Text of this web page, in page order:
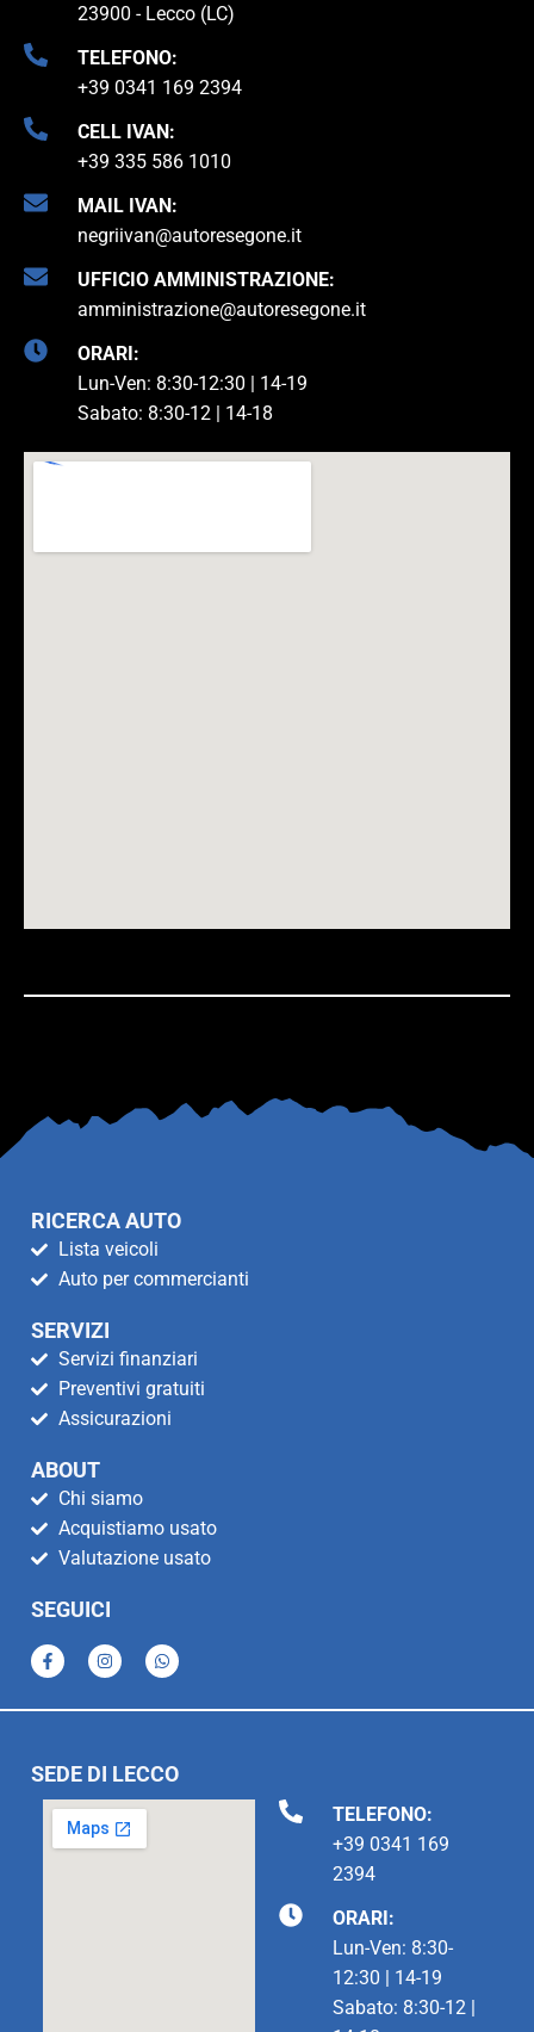
23900 - Lecco (LC)
TELEFONO:
+39 0341 169 2394
CELL IVAN:
+39 335 586 1010
MAIL IVAN:
negriivan@autoresegone.it
UFFICIO AMMINISTRAZIONE:
amministrazione@autoresegone.it
ORARI:
Lun-Ven: 8:30-12:30 | 14-19
Sabato: 8:30-12 | 14-18
RICERCA AUTO
Lista veicoli
Auto per commercianti
SERVIZI
Servizi finanziari
Preventivi gratuiti
Assicurazioni
ABOUT
Chi siamo
Acquistiamo usato
Valutazione usato
SEGUICI
SEDE DI LECCO
TELEFONO:
+39 0341 169
2394
ORARI:
Lun-Ven: 8:30-
12:30 | 14-19
Sabato: 8:30-12 |